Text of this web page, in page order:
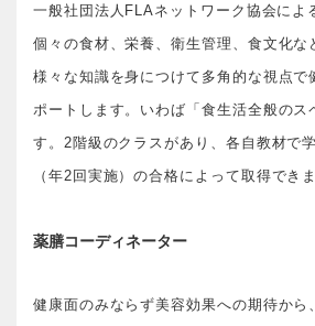
一般社団法人FLAネットワーク協会によ
個々の食材、栄養、衛生管理、食文化な
様々な知識を身につけて多角的な視点で
ポートします。いわば「食生活全般のス
す。2階級のクラスがあり、各自教材で
（年2回実施）の合格によって取得できま
薬膳コーディネーター
健康面のみならず美容効果への期待から